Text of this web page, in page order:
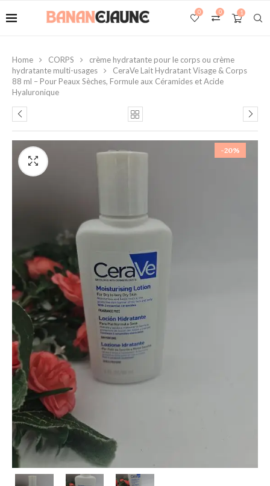
1
0
0
Home CORPS
crème hydratante pour le corps ou crème
hydratante multi-usages
CeraVe Lait Hydratant Visage & Corps
88 ml – Pour Peaux Sèches, Formule aux Céramides et Acide
Hyaluronique
-20%